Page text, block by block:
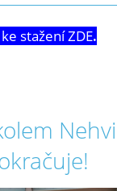
stažení ZDE.